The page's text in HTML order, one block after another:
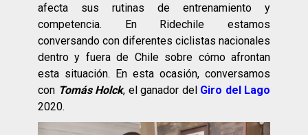
afecta sus rutinas de entrenamiento y
competencia. En Ridechile estamos
conversando con diferentes ciclistas nacionales
dentro y fuera de Chile sobre cómo afrontan
esta situación. En esta ocasión, conversamos
con Tomás Holck, el ganador del Giro del Lago
2020.